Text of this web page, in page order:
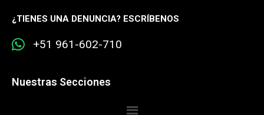
¿TIENES UNA DENUNCIA? ESCRÍBENOS
+51 961-602-710
Nuestras Secciones